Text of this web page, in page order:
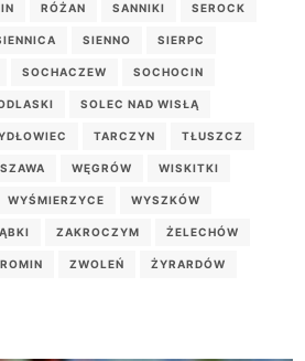
RÓŻAN SANNIKI SEROCK
SIENNO SIERPC
SOCHACZEW SOCHOCIN
SOLEC NAD WISŁĄ
TARCZYN TŁUSZCZ
WĘGRÓW WISKITKI
WYŚMIERZYCE WYSZKÓW
ZAKROCZYM ŻELECHÓW
ZWOLEŃ ŻYRARDÓW